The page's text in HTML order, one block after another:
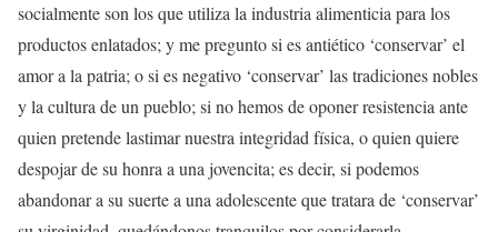
socialmente son los que utiliza la industria alimenticia para los
productos enlatados; y me pregunto si es antiético ‘conservar’ el
amor a la patria; o si es negativo ‘conservar’ las tradiciones nobles
y la cultura de un pueblo; si no hemos de oponer resistencia ante
quien pretende lastimar nuestra integridad física, o quien quiere
despojar de su honra a una jovencita; es decir, si podemos
abandonar a su suerte a una adolescente que tratara de ‘conservar’